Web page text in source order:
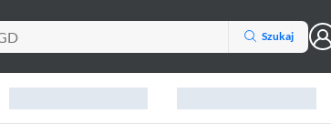
Szukaj